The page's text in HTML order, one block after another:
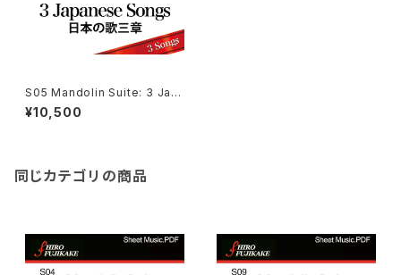
S05 Mandolin Suite: 3 Jap
anese Songs マンドリン組
曲： 日本の歌三章
¥10,500
同じカテゴリの商品